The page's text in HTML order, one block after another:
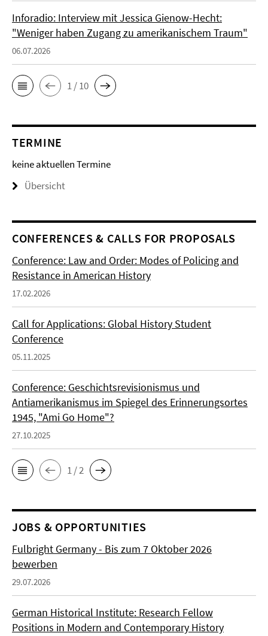
Inforadio: Interview mit Jessica Gienow-Hecht:
"Weniger haben Zugang zu amerikanischem Traum"
06.07.2026
1 / 10
TERMINE
keine aktuellen Termine
Übersicht
CONFERENCES & CALLS FOR PROPOSALS
Conference: Law and Order: Modes of Policing and
Resistance in American History
17.02.2026
Call for Applications: Global History Student
Conference
05.11.2025
Conference: Geschichtsrevisionismus und
Antiamerikanismus im Spiegel des Erinnerungsortes
1945, "Ami Go Home"?
27.10.2025
1 / 2
JOBS & OPPORTUNITIES
Fulbright Germany - Bis zum 7 Oktober 2026
bewerben
29.07.2026
German Historical Institute: Research Fellow
Positions in Modern and Contemporary History